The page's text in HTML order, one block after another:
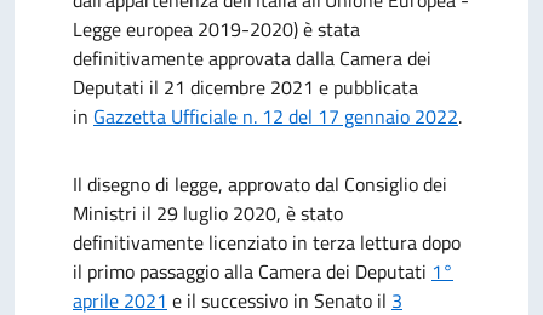
Legge europea 2019-2020) è stata
definitivamente approvata dalla Camera dei
Deputati il 21 dicembre 2021 e pubblicata
in Gazzetta Ufficiale n. 12 del 17 gennaio 2022.
Il disegno di legge, approvato dal Consiglio dei
Ministri il 29 luglio 2020, è stato
definitivamente licenziato in terza lettura dopo
il primo passaggio alla Camera dei Deputati 1°
aprile 2021 e il successivo in Senato il 3